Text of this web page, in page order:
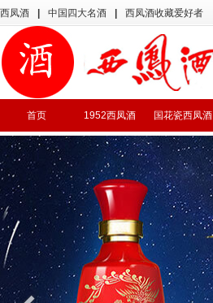
西凤酒 中国四大名酒 西凤酒收藏爱好者
首页 1952西凤酒 国花瓷西凤酒